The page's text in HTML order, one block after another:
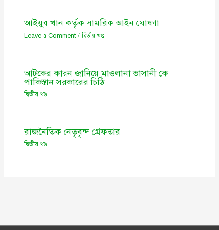
আইয়ুব খান কর্তৃক সামরিক আইন ঘোষণা
Leave a Comment /দ্বিতীয় খণ্ড
আটকের কারন জানিয়ে মাওলানা ভাসানী কে
পাকিস্তান সরকারের চিঠি
দ্বিতীয় খণ্ড
রাজনৈতিক নেতৃবৃন্দ গ্রেফতার
দ্বিতীয় খণ্ড